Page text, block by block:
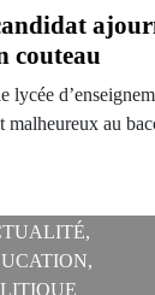
couteau
lycée
au
,
,